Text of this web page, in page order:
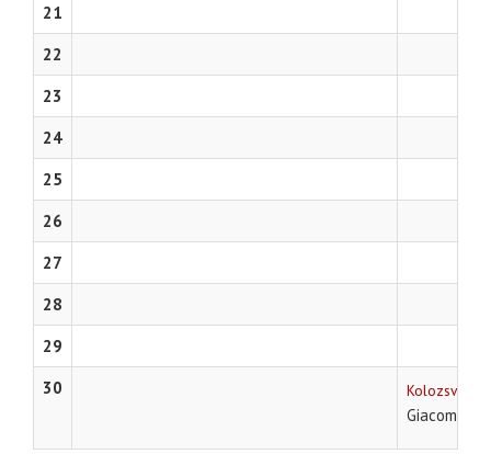
21
22
23
24
25
26
27
28
29
30
Kolozsvári
Giacomo